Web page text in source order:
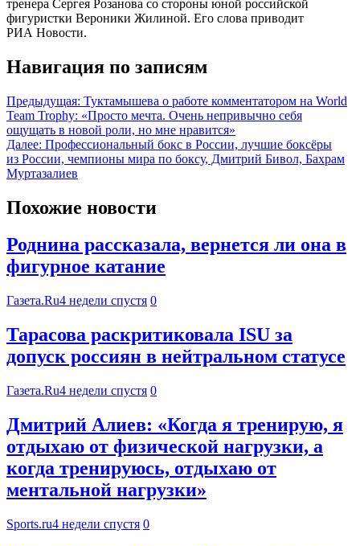
тренера Сергея Розанова со стороны юной российской
фигуристки Вероники Жилиной. Его слова приводит
РИА Новости.
Навигация по записям
Предыдущая: Туктамышева о работе комментатором на World
Team Trophy: «Просто мечта. Очень непривычно себя
ощущать в новой роли, но мне нравится»
Далее: Профессиональный бокс в России, лучшие боксёры
из России, чемпионы мира по боксу, Дмитрий Бивол, Бахрам
Муртазалиев
Похожие новости
Роднина рассказала, вернется ли она в
фигурное катание
Газета.Ru4 недели спустя 0
Тарасова раскритиковала ISU за
допуск россиян в нейтральном статусе
Газета.Ru4 недели спустя 0
Дмитрий Алиев: «Когда я тренирую, я
отдыхаю от физической нагрузки, а
когда тренируюсь, отдыхаю от
ментальной нагрузки»
Sports.ru4 недели спустя 0